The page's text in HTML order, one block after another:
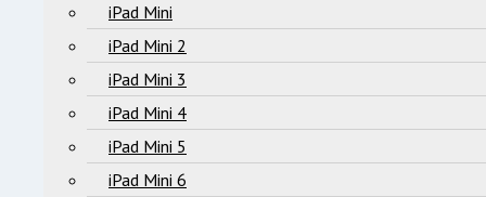
iPad Mini
iPad Mini 2
iPad Mini 3
iPad Mini 4
iPad Mini 5
iPad Mini 6